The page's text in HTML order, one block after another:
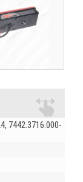
7442.3716.000-